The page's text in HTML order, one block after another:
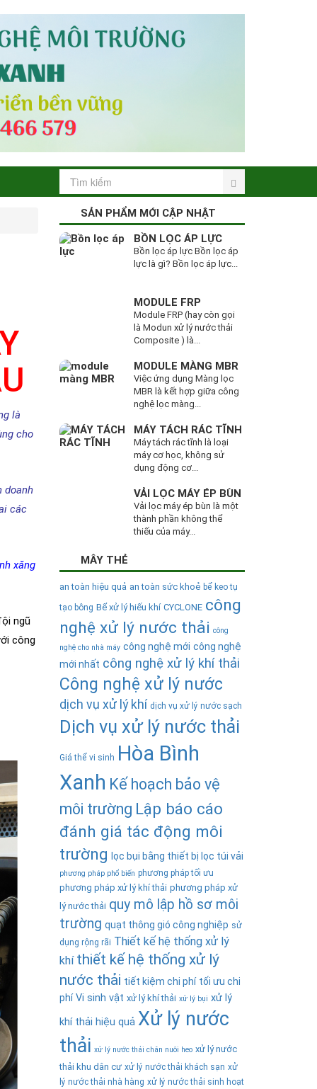
là
cho
doanh
các
xăng
ngũ
công
SẢN PHẨM MỚI CẬP NHẬT
BỒN LỌC ÁP LỰC
Bồn lọc áp lực Bồn lọc áp
lực là gì? Bồn lọc áp lực...
MODULE FRP
Module FRP (hay còn gọi
là Modun xử lý nước thải
Composite ) là...
MODULE MÀNG MBR
Việc ứng dụng Màng lọc
MBR là kết hợp giữa công
nghệ lọc màng...
MÁY TÁCH RÁC TĨNH
Máy tách rác tĩnh là loại
máy cơ học, không sử
dụng động cơ...
VẢI LỌC MÁY ÉP BÙN
Vải lọc máy ép bùn là một
thành phần không thể
thiếu của máy...
MÂY THẺ
an toàn hiệu quả an toàn sức khoẻ bể keo tụ
tạo bông Bể xử lý hiếu khí CYCLONE công
nghệ xử lý nước thải công
nghệ cho nhà máy công nghệ mới công nghệ
mới nhất công nghệ xử lý khí thải
Công nghệ xử lý nước
dịch vụ xử lý khí dịch vụ xử lý nước sạch
Dịch vụ xử lý nước thải
Giá thể vi sinh Hòa Bình
Xanh Kế hoạch bảo vệ
môi trường Lập báo cáo
đánh giá tác động môi
trường lọc bụi bằng thiết bị lọc túi vải
phương pháp phổ biến phương pháp tối ưu
phương pháp xử lý khí thải phương pháp xử
lý nước thải quy mô lập hồ sơ môi
trường quạt thông gió công nghiệp sử
dụng rộng rãi Thiết kế hệ thống xử lý
khí thiết kế hệ thống xử lý
nước thải tiết kiệm chi phí tối ưu chi
phí Vi sinh vật xử lý khí thải xử lý bụi xử lý
khí thải hiệu quả Xử lý nước
thải xử lý nước thải chăn nuôi heo xử lý nước
thải khu dân cư xử lý nước thải khách sạn xử
lý nước thải nhà hàng xử lý nước thải sinh hoạt